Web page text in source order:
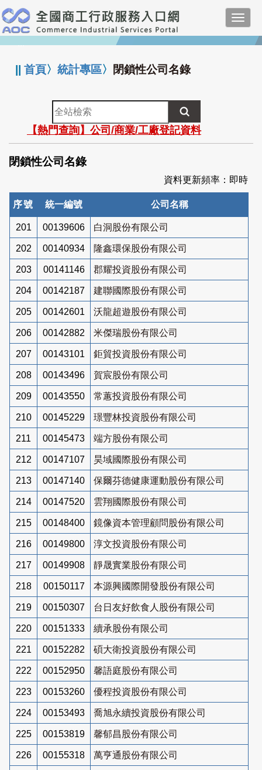
跳
到
主
要
:::
||首頁〉統計專區〉 閉鎖性公司名錄
全
站
檢
索
【熱門查詢】公司/商業/工廠登記資料
閉鎖性公司名錄
資料更新頻率：即時
序號 統一編號 公司名稱
201 00139606 白洞股份有限公司
202 00140934 隆鑫環保股份有限公司
203 00141146 郡耀投資股份有限公司
204 00142187 建聯國際股份有限公司
205 00142601 沃龍超遊股份有限公司
206 00142882 米傑瑞股份有限公司
207 00143101 鉅貿投資股份有限公司
208 00143496 賀宸股份有限公司
209 00143550 常蕙投資股份有限公司
210 00145229 璟豐林投資股份有限公司
211 00145473 端方股份有限公司
212 00147107 昊域國際股份有限公司
213 00147140 保爾芬德健康運動股份有限公司
214 00147520 雲翔國際股份有限公司
215 00148400 鏡像資本管理顧問股份有限公司
216 00149800 淳文投資股份有限公司
217 00149908 靜晟實業股份有限公司
218 00150117 本源興國際開發股份有限公司
219 00150307 台日友好飲食人股份有限公司
220 00151333 續承股份有限公司
221 00152282 碩大衛投資股份有限公司
222 00152950 馨語庭股份有限公司
223 00153260 優程投資股份有限公司
224 00153493 喬旭永續投資股份有限公司
225 00153819 馨郁昌股份有限公司
226 00155318 萬亨通股份有限公司